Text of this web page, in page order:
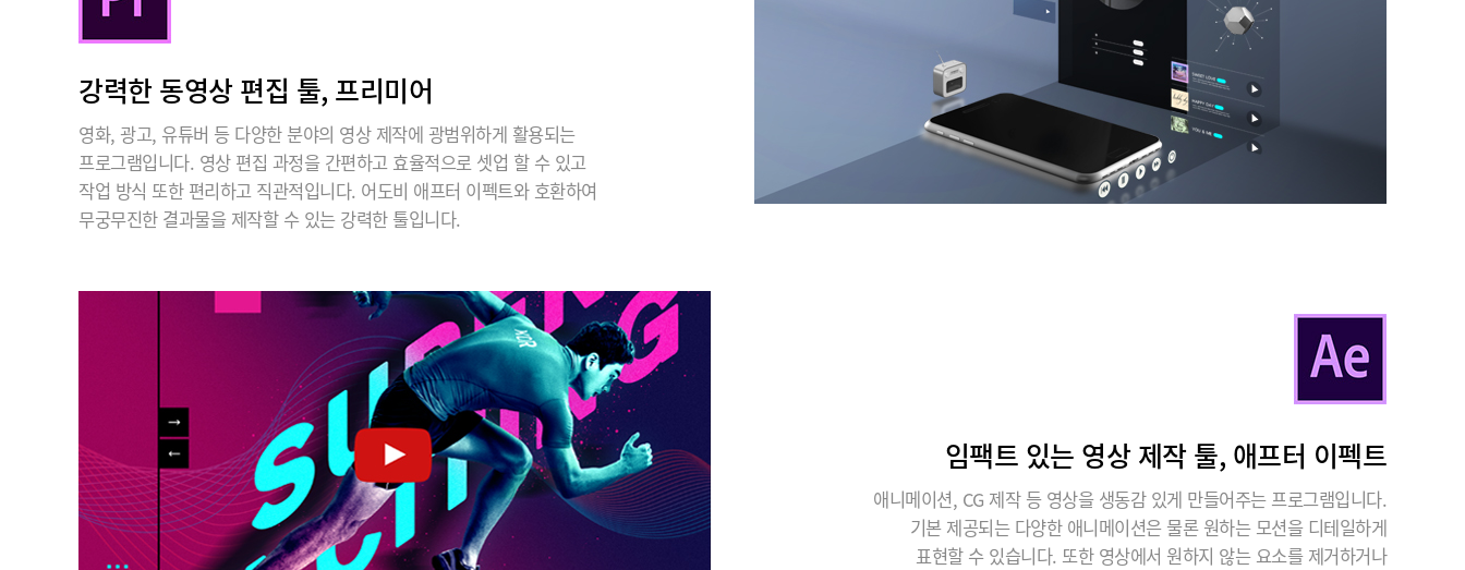
강력한 동영상 편집 툴, 프리미어
영화, 광고, 유튜버 등 다양한 분야의 영상 제작에 광범위하게 활용되는
프로그램입니다. 영상 편집 과정을 간편하고 효율적으로 셋업 할 수 있고
작업 방식 또한 편리하고 직관적입니다. 어도비 애프터 이펙트와 호환하여
무궁무진한 결과물을 제작할 수 있는 강력한 툴입니다.
임팩트 있는 영상 제작 툴, 애프터 이펙트
애니메이션, CG 제작 등 영상을 생동감 있게 만들어주는 프로그램입니다.
기본 제공되는 다양한 애니메이션은 물론 원하는 모션을 디테일하게
표현할 수 있습니다. 또한 영상에서 원하지 않는 요소를 제거하거나